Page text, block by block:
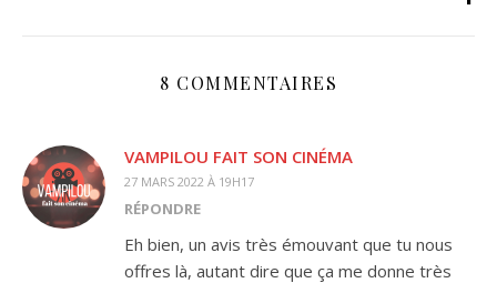
8 COMMENTAIRES
VAMPILOU FAIT SON CINÉMA
27 MARS 2022 À 19H17
RÉPONDRE
Eh bien, un avis très émouvant que tu nous
offres là, autant dire que ça me donne très